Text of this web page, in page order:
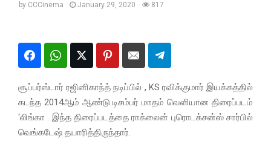
by CCCinema January 29, 2020 817
சூப்பர்ஸ்டார் ரஜினிகாந்த் நடிப்பில் , KS ரவிக்குமார் இயக்கத்தில்
கடந்த 2014ஆம் ஆண்டு டிசம்பர் மாதம் வெளியான திரைப்படம்
‘லிங்கா . இந்த திரைப்படத்தை ராக்லைன் புரொடக்சன்ஸ் சார்பில்
வெங்கடேஷ் தயாரித்திருந்தார்.